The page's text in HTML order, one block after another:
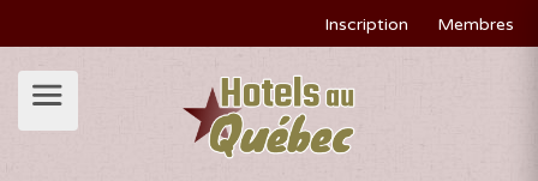
Inscription Membres